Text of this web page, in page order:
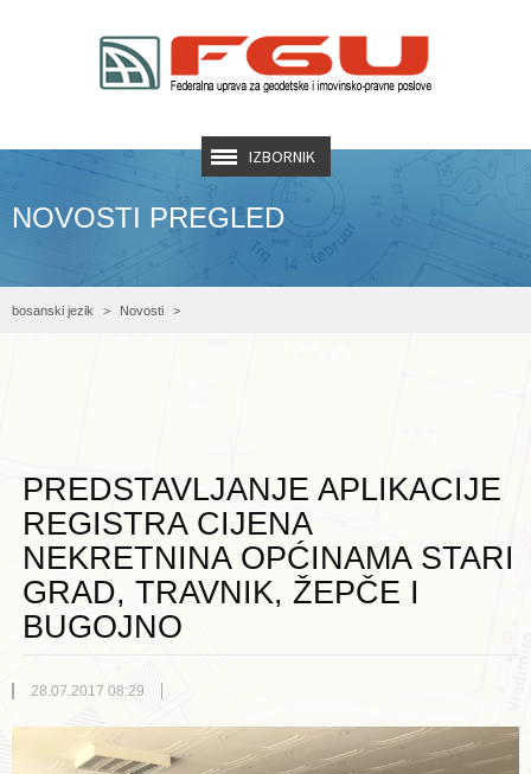
IZBORNIK
NOVOSTI PREGLED
bosanski jezik Novosti
PREDSTAVLJANJE APLIKACIJE
REGISTRA CIJENA
NEKRETNINA OPĆINAMA STARI
GRAD, TRAVNIK, ŽEPČE I
BUGOJNO
28.07.2017 08:29